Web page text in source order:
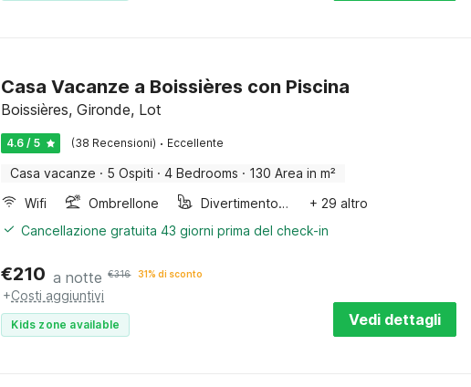
Casa Vacanze a Boissières con Piscina
Boissières, Gironde, Lot
4.6 / 5 (38 Recensioni) · Eccellente
Casa vacanze · 5 Ospiti · 4 Bedrooms · 130 Area in m²
Wifi
Ombrellone Divertimento per bambini
+ 29 altro
Cancellazione gratuita 43 giorni prima del check-in
€210 a notte €316 31% di sconto
+Costi aggiuntivi
Kids zone available Vedi dettagli